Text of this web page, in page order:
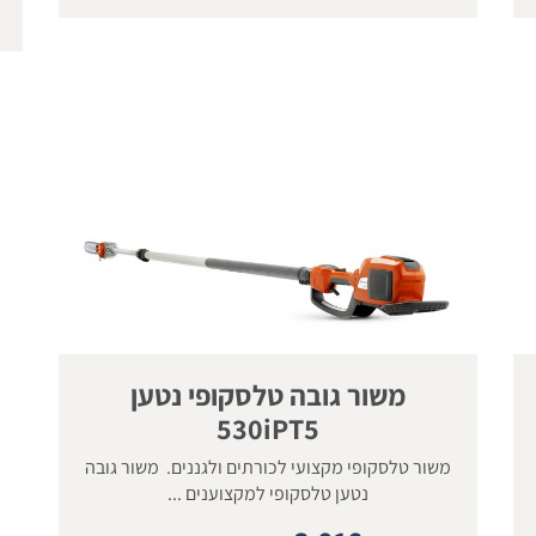
משור גובה טלסקופי נטען
530iPT5
משור טלסקופי מקצועי לכורתים ולגננים. משור גובה
נטען טלסקופי למקצוענים ...